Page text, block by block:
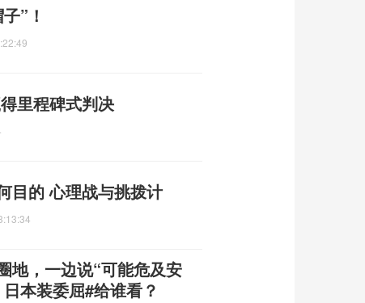
”！
里程碑式判决
目的 心理战与挑拨计
地，一边说“可能危及安
本装委屈#给谁看？